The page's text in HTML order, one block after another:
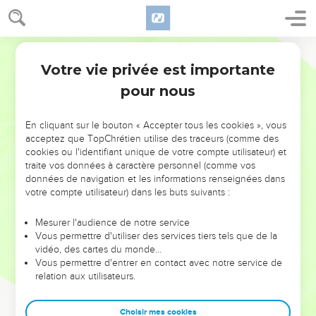
NE MANQUEZ PAS L’ÉVÉNEMENT
DE L’ANNÉE !
ET SI LEURS ERREURS POUVAIENT VOUS ÉVITER LES
VOTRES ?
leur foi ou leur vision. Mais on voit moins les doutes, les erreurs
et les saisons difficiles qu'ils ont traversés, alors même que ce
sont elles qui les ont façonnés.
Dans cette conférence, leaders, entrepreneurs, et responsables
clés pour avancer avec plus de sagesse afin que leurs erreurs
Votre vie privée est importante
pour nous
En cliquant sur le bouton « Accepter tous les cookies », vous
acceptez que TopChrétien utilise des traceurs (comme des
cookies ou l'identifiant unique de votre compte utilisateur) et
traite vos données à caractère personnel (comme vos
données de navigation et les informations renseignées dans
votre compte utilisateur) dans les buts suivants :
Mesurer l'audience de notre service
Vous permettre d'utiliser des services tiers tels que de la
vidéo, des cartes du monde…
Vous permettre d'entrer en contact avec notre service de
relation aux utilisateurs.
Choisir mes cookies